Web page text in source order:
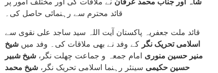
قائد محترم سے رہنمائی حاصل کی۔
قائد ملت جعفریہ پاکستان آیت اللہ سید ساجد علی نقوی سے
اسلامی تحریک نگر کے وفد نے بھی ملاقات کی۔ وفد میں شیخ
منیر حسین منوری امام جمعہ و جماعت چھلت نگر، شیخ شبیر
حسین حکیمی سینئر رہنما اسلامی تحریک نگر، شیخ محمد